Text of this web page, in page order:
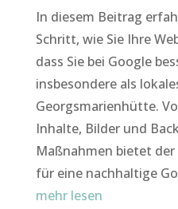
In diesem Beitrag
Schritt, wie Sie Ihre
dass Sie bei Google
insbesondere als
Georgsmarienhütte.
Inhalte, Bilder und
Maßnahmen bietet
für eine nachhaltige
mehr lesen